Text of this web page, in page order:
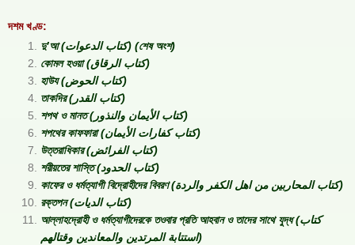
দশম খণ্ড:
দু’আ (كتاب الدعوات) (শেষ অংশ)
কোমল হওয়া (كتاب الرقاق)
হাউয (كتاب الحوض)
তাকদির (كتاب القدر)
শপথ ও মানত (كتاب الأيمان والنذور)
শপথের কাফফারা (كتاب كفارات الأيمان)
উত্তরাধিকার (كتاب الفرائض)
শরীয়তের শাস্তি (كتاب الحدود)
কাফের ও ধর্মত্যাগী বিদ্রোহীদের বিবরণ (كتاب المحاربين من اهل الكفر والردة)
রক্তপন (كتاب الديات)
আল্লাহদ্রোহী ও ধর্মত্যাগীদেরকে তওবার প্রতি আহবান ও তাদের সাথে যুদ্ধ (كتاب
استتابة المرتدين والمعاندين وقتالهم)